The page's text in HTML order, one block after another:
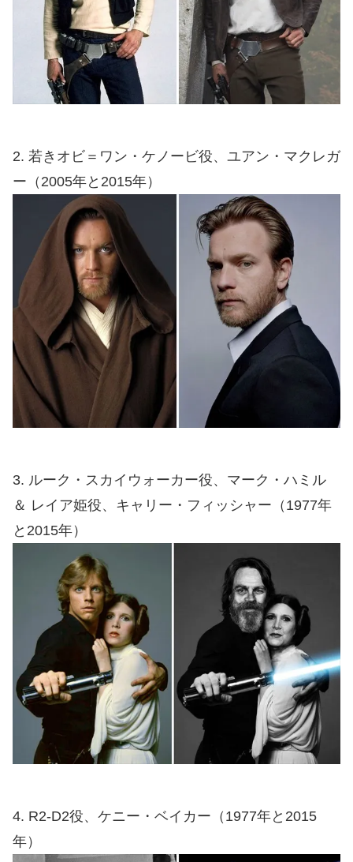
2. 若きオビ＝ワン・ケノービ役、ユアン・マクレガ
ー（2005年と2015年）
3. ルーク・スカイウォーカー役、マーク・ハミル
＆ レイア姫役、キャリー・フィッシャー（1977年
と2015年）
4. R2-D2役、ケニー・ベイカー（1977年と2015
年）